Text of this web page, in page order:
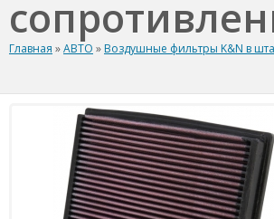
Главная »АВТО » Воздушные фильтры K&N в